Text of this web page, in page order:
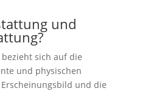
und
sich auf die
und physischen
und die